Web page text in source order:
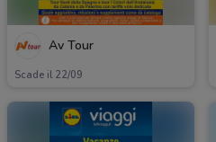
Av Tour
Scade il 22/09